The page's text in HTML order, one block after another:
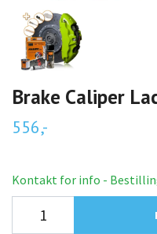
Brake Caliper
556,-
Kontakt for info -